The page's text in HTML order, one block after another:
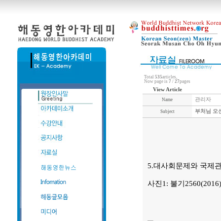
Total 535articles,
Now page is 7 / 27pages
View Article
Name 관리자
Subject 부처님 오
5.대사회문제와 국제
사진1: 불기